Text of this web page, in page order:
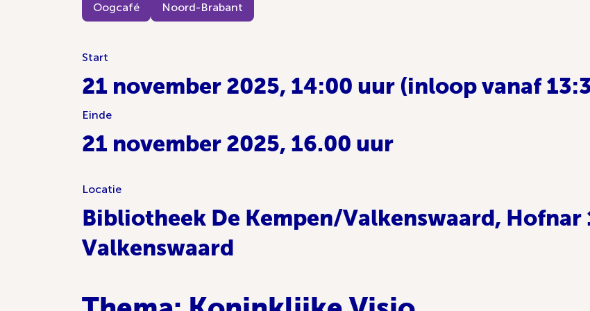
Oogcafé Noord-Brabant
Start
21 november 2025, 14:00 uur (inloop vanaf
Einde
21 november 2025, 16.00 uur
Locatie
Bibliotheek De Kempen/Valkenswaard, Hofnar
Valkenswaard